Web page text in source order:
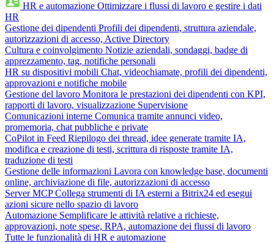
HR e automazione Ottimizzare i flussi di lavoro e gestire i dati
HR
Gestione dei dipendenti Profili dei dipendenti, struttura aziendale,
autorizzazioni di accesso, Active Directory
Cultura e coinvolgimento Notizie aziendali, sondaggi, badge di
apprezzamento, tag, notifiche personali
HR su dispositivi mobili Chat, videochiamate, profili dei dipendenti,
approvazioni e notifiche mobile
Gestione del lavoro Monitora le prestazioni dei dipendenti con KPI,
rapporti di lavoro, visualizzazione Supervisione
Comunicazioni interne Comunica tramite annunci video,
promemoria, chat pubbliche e private
CoPilot in Feed Riepilogo dei thread, idee generate tramite IA,
modifica e creazione di testi, scrittura di risposte tramite IA,
traduzione di testi
Gestione delle informazioni Lavora con knowledge base, documenti
online, archiviazione di file, autorizzazioni di accesso
Server MCP Collega strumenti di IA esterni a Bitrix24 ed esegui
azioni sicure nello spazio di lavoro
Automazione Semplificare le attività relative a richieste,
approvazioni, note spese, RPA, automazione dei flussi di lavoro
Tutte le funzionalità di HR e automazione